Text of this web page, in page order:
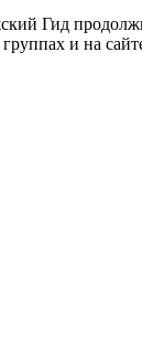
Гид
и на